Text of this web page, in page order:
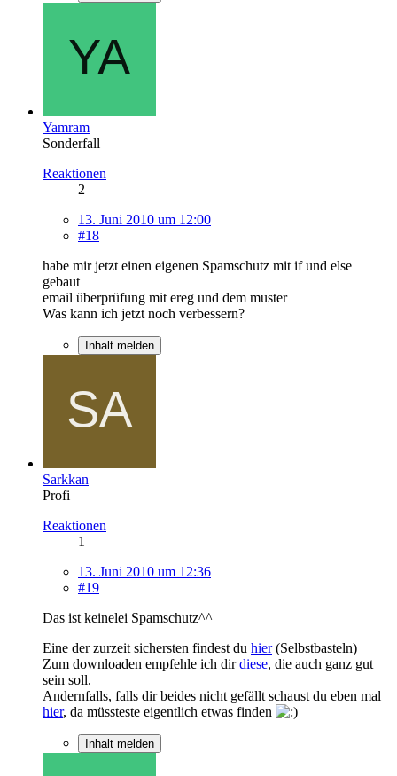
Yamram
Sonderfall
Reaktionen
2
13. Juni 2010 um 12:00
#18
habe mir jetzt einen eigenen Spamschutz mit if und else
gebaut
email überprüfung mit ereg und dem muster
Was kann ich jetzt noch verbessern?
Inhalt melden
Sarkkan
Profi
Reaktionen
1
13. Juni 2010 um 12:36
#19
Das ist keinelei Spamschutz^^
Eine der zurzeit sichersten findest du hier(Selbstbasteln)
Zum downloaden empfehle ich dirdiese, die auch ganz gut
sein soll.
Andernfalls, falls dir beides nicht gefällt schaust du eben mal
hier, da müssteste eigentlich etwas finden
Inhalt melden